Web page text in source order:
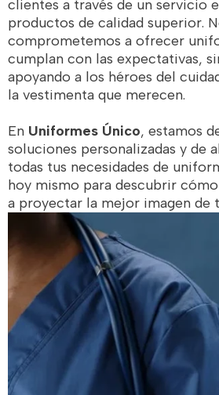
clientes a través de un servicio
productos de calidad superior.
comprometemos a ofrecer
cumplan con las expectativas,
apoyando a los héroes del
la vestimenta que merecen.
En Uniformes Único, estamos
soluciones personalizadas y de
todas tus necesidades de
hoy mismo para descubrir
a proyectar la mejor imagen de